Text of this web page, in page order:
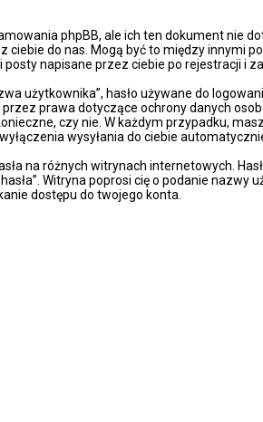
phpBB, ale ich ten dokument nie
do nas. Mogą być to między innymi
napisane przez ciebie po rejestracji i
użytkownika”, hasło używane do
prawa dotyczące ochrony danych
czy nie. W każdym przypadku,
wysyłania do ciebie
na różnych witrynach internetowych.
Witryna poprosi cię o podanie
dostępu do twojego konta.